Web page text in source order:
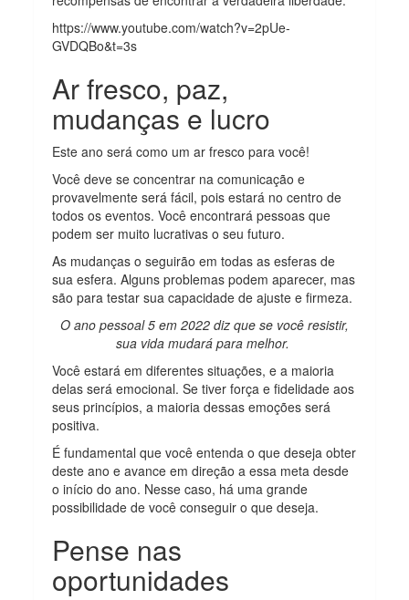
https://www.youtube.com/watch?v=2pUe-
GVDQBo&t=3s
Ar fresco, paz,
mudanças e lucro
Este ano será como um ar fresco para você!
Você deve se concentrar na comunicação e
provavelmente será fácil, pois estará no centro de
todos os eventos. Você encontrará pessoas que
podem ser muito lucrativas o seu futuro.
As mudanças o seguirão em todas as esferas de
sua esfera. Alguns problemas podem aparecer, mas
são para testar sua capacidade de ajuste e firmeza.
O ano pessoal 5 em 2022 diz que se você resistir,
sua vida mudará para melhor.
Você estará em diferentes situações, e a maioria
delas será emocional. Se tiver força e fidelidade aos
seus princípios, a maioria dessas emoções será
positiva.
É fundamental que você entenda o que deseja obter
deste ano e avance em direção a essa meta desde
o início do ano. Nesse caso, há uma grande
possibilidade de você conseguir o que deseja.
Pense nas
oportunidades